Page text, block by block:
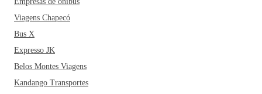
Viagens Chapecó
Bus X
Expresso JK
Belos Montes Viagens
Kandango Transportes